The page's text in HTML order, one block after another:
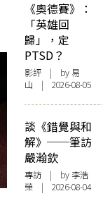
《奧德賽》：
「英雄回
歸」，定
PTSD？
影評 | by 易
山 | 2026-08-05
談《錯覺與和
解》──筆訪
嚴瀚欽
專訪 | by 李浩
榮 | 2026-08-04